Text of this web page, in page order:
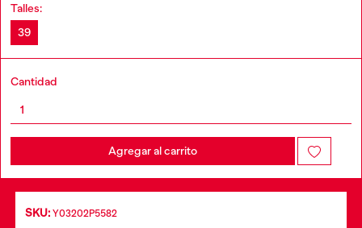
Talles:
39
Cantidad
Agregar al carrito
SKU: Y03202P5582